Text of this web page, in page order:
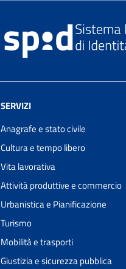
SERVIZI
Anagrafe e stato civile
Cultura e tempo libero
Vita lavorativa
Attività produttive e commercio
Urbanistica e Pianificazione
Turismo
Mobilità e trasporti
Giustizia e sicurezza pubblica